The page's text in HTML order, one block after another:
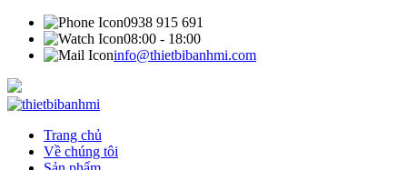
0938 915 691
08:00 - 18:00
info@thietbibanhmi.com
Trang chủ
Về chúng tôi